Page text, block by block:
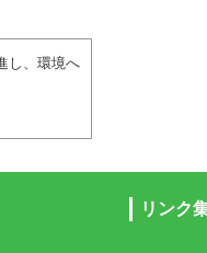
し、環境へ
リンク